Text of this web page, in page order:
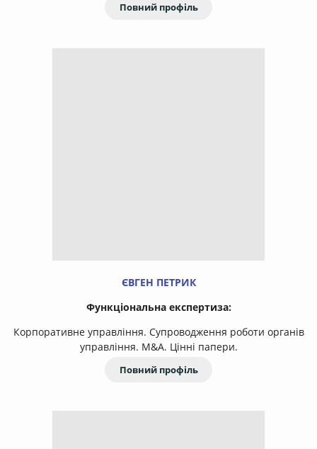
Повний профіль
ЄВГЕН ПЕТРИК
Функціональна експертиза:
Корпоративне управління. Супроводження роботи органів
управління. M&A. Цінні папери.
Повний профіль